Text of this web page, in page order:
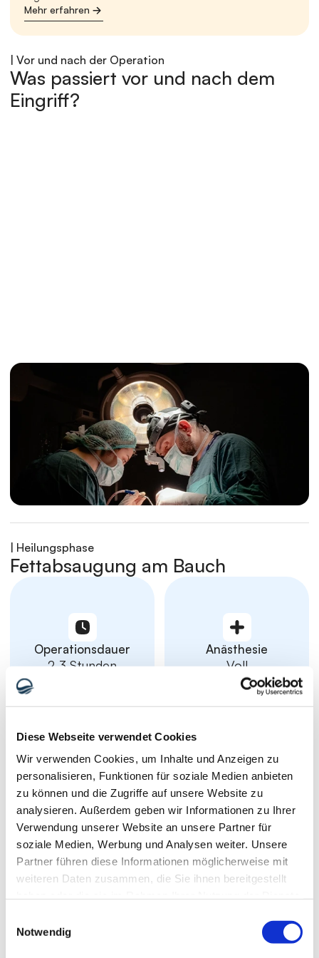
Diese Webseite verwendet Cookies
Wir verwenden Cookies, um Inhalte und Anzeigen zu
personalisieren, Funktionen für soziale Medien anbieten
zu können und die Zugriffe auf unsere Website zu
analysieren. Außerdem geben wir Informationen zu Ihrer
Verwendung unserer Website an unsere Partner für
soziale Medien, Werbung und Analysen weiter. Unsere
Partner führen diese Informationen möglicherweise mit
weiteren Daten zusammen, die Sie ihnen bereitgestellt
Notwendig
Mehr erfahren
| Vor und nach der Operation
Was passiert vor und nach dem
Eingriff?
| Heilungsphase
Fettabsaugung am Bauch
Operationsdauer
2-3 Stunden
Anästhesie
Voll
Aufenthalt in
Istanbul
5 Tage
Gesellschaftsfähig
1 Woche
am Bauch